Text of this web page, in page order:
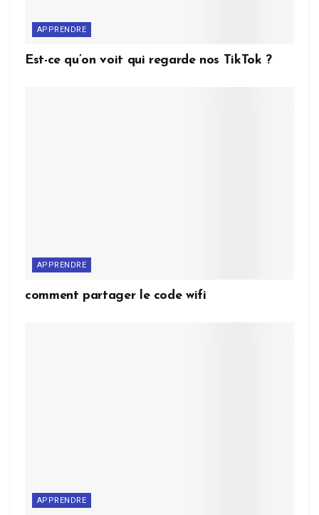
APPRENDRE
Est-ce qu’on voit qui regarde nos TikTok ?
APPRENDRE
comment partager le code wifi
APPRENDRE